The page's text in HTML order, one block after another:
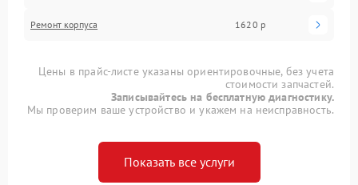
Ремонт корпуса 1620 р
Цены в прайс-листе указаны ориентировочные, без учета
стоимости запчастей.
Записывайтесь на бесплатную диагностику.
Мы проверим ваше устройство и укажем на неисправность.
Показать все услуги